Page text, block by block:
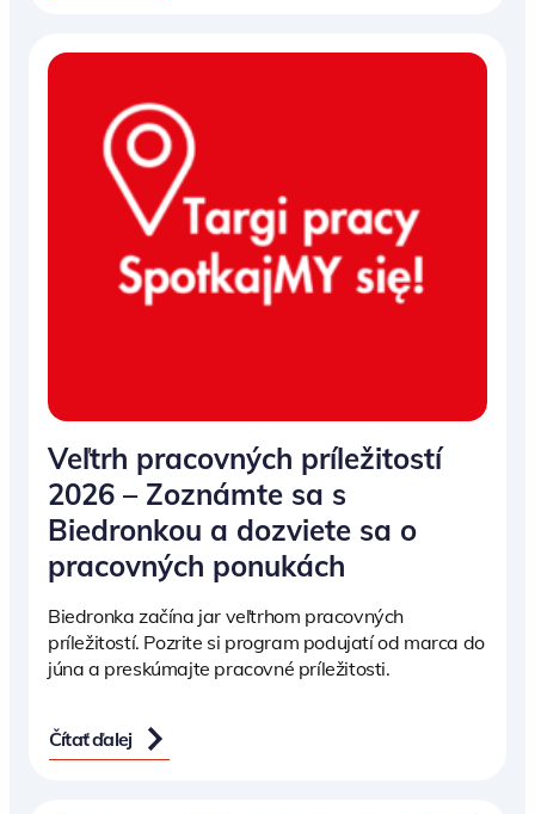
Veľtrh pracovných príležitostí
2026 – Zoznámte sa s
Biedronkou a dozviete sa o
pracovných ponukách
Biedronka začína jar veľtrhom pracovných
príležitostí. Pozrite si program podujatí od marca do
júna a preskúmajte pracovné príležitosti.
Čítať ďalej